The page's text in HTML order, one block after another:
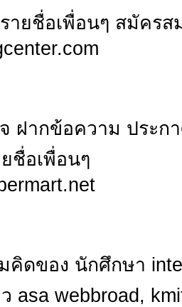
ายชื่อเพื่อนๆ สมัคร
ฝากข้อความ ประ
ชื่อเพื่อนๆ
คิดของ นักศึกษา
asa webbroad,